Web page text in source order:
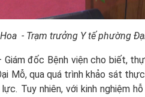
- Trạm trưởng Y tế phường
đốc Bệnh viện cho biết,
Mỗ, qua quá trình khảo sát
Tuy nhiên, với kinh nghiệm